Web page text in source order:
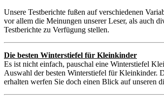
Unsere Testberichte fußen auf verschiedenen
vor allem die Meinungen unserer Leser, als auch
Testberichte zu Verfügung stellen.
Die besten Winterstiefel für Kleinkinder
Es ist nicht einfach, pauschal eine Winterstiefel
Auswahl der besten Winterstiefel für Kleinkinder.
erhalten werfen Sie doch einen Blick auf unseren